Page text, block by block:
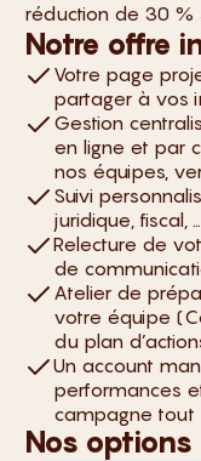
réduction de 30 %
Notre offre
Votre page
partager à vos
Gestion
en ligne et par
nos équipes,
Suivi
juridique, fiscal,
Relecture de
de
Atelier de
votre équipe
du plan
Un account
performances
campagne tout
Nos options